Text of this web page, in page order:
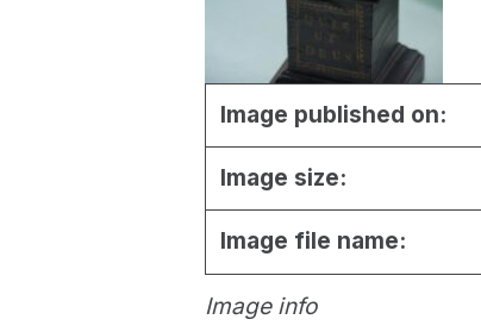
Image info
Image published on:
Image size:
Image file name: